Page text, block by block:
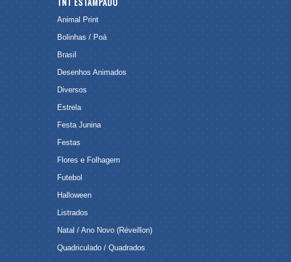
Animal Print
Bolinhas / Poá
Brasil
Desenhos Animados
Diversos
Estrela
Festa Junina
Festas
Flores e Folhagem
Futebol
Halloween
Listrados
Natal / Ano Novo (Réveillon)
Quadriculado / Quadrados